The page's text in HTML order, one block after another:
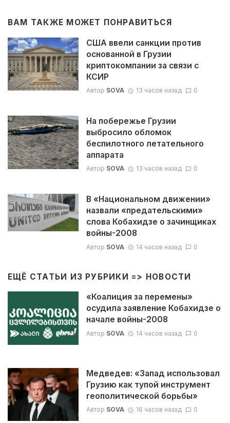
ВАМ ТАКЖЕ МОЖЕТ ПОНРАВИТЬСЯ
США ввели санкции против
основанной в Грузии
криптокомпании за связи с
КСИР
Автор SOVA 13 часов назад 0
На побережье Грузии
выбросило обломок
беспилотного летательного
аппарата
Автор SOVA 13 часов назад 0
В «Национальном движении»
назвали «предательскими»
слова Кобахидзе о зачинщиках
войны-2008
Автор SOVA 14 часов назад 0
ЕЩЁ СТАТЬИ ИЗ РУБРИКИ => НОВОСТИ
«Коалиция за перемены»
осудила заявление Кобахидзе о
начале войны-2008
Автор SOVA 14 часов назад 0
Медведев: «Запад использовал
Грузию как тупой инструмент
геополитической борьбы»
Автор SOVA 16 часов назад 0